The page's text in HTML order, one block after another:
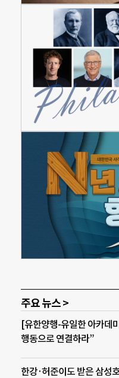
주요 뉴스 >
[유한양행-유일한 아카데
행동으로 연결하라”
한강·허준이도 받은 삼성